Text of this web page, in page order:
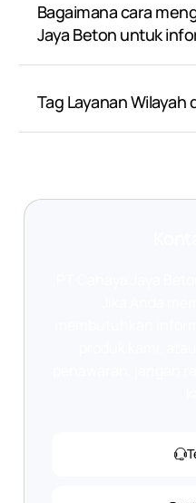
Bagaimana cara
Jaya Beton untuk
Tag Layanan Wilayah